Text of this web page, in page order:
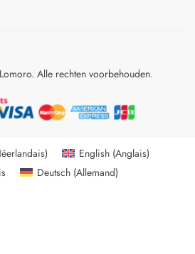
Alle rechten voorbehouden.
) English(Anglais)
Deutsch(Allemand)